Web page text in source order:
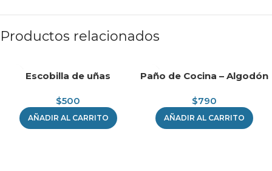
Productos relacionados
Escobilla de uñas
$500
AÑADIR AL CARRITO
Paño de Cocina – Algodón
$790
AÑADIR AL CARRITO